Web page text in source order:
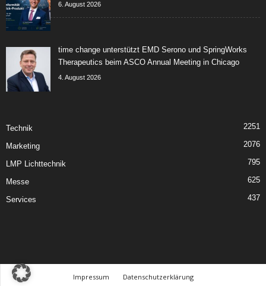
6. August 2026
time change unterstützt EMD Serono und SpringWorks
Therapeutics beim ASCO Annual Meeting in Chicago
4. August 2026
Technik 2251
Marketing 2076
LMP Lichttechnik 795
Messe 625
Services 437
Impressum Datenschutzerklärung